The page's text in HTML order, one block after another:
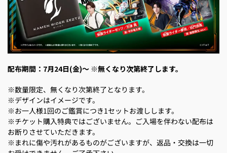
配布期間： 7月24日(金)～ ※無くなり次第終了します。
※数量限定、無くなり次第終了となります。
※デザインはイメージです。
※お一人様1回のご鑑賞につき1セットお渡しします。
※チケット購入特典ではございません。ご入場を伴わない配布は
お断りさせていただきます。
※まれに傷や汚れがあるものがございますが、返品・交換は一切